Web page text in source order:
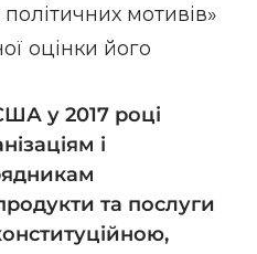
мотивів»
оцінки його
у 2017 році
і
та послуги